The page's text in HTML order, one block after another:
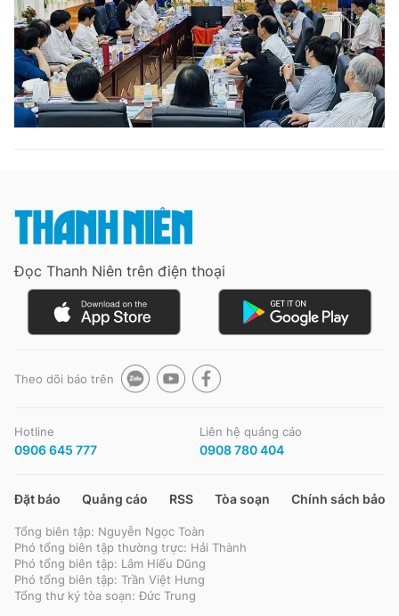
Đọc Thanh Niên trên điện thoại
Theo dõi báo trên
Hotline
0906 645 777
Liên hệ quảng cáo
0908 780 404
Đặt báo Quảng cáo RSS Tòa soạn Chính sách bảo
Tổng biên tập: Nguyễn Ngọc Toàn
Phó tổng biên tập thường trực: Hải Thành
Phó tổng biên tập: Lâm Hiếu Dũng
Phó tổng biên tập: Trần Việt Hưng
Tổng thư ký tòa soạn: Đức Trung